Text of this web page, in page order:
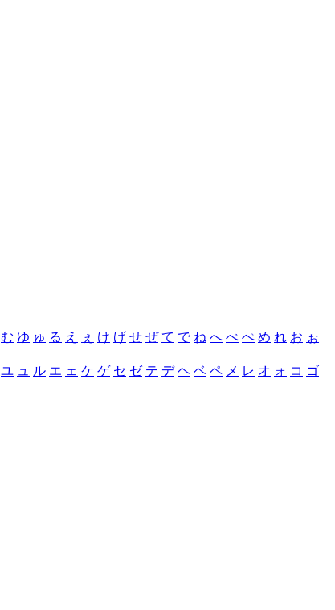
む ゆ ゅ る え ぇ け げ せ ぜ て で ね へ べ ぺ め れ お ぉ
ユ ュ ル エ ェ ケ ゲ セ ゼ テ デ ヘ ベ ペ メ レ オ ォ コ ゴ